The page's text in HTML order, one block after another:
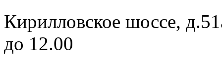
Кирилловское шоссе,
до 12.00